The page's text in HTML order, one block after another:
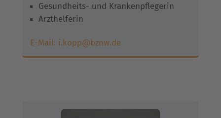
Gesundheits- und Krankenpflegerin
Arzthelferin
E-Mail: i.kopp@bznw.de